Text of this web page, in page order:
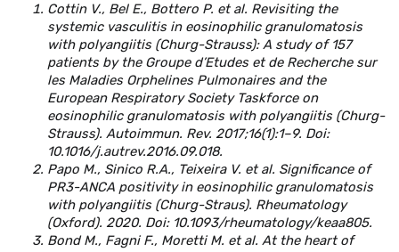
Cottin V., Bel E., Bottero P. et al. Revisiting the
systemic vasculitis in eosinophilic granulomatosis
with polyangiitis (Churg-Strauss): A study of 157
patients by the Groupe d’Etudes et de Recherche sur
les Maladies Orphelines Pulmonaires and the
European Respiratory Society Taskforce on
eosinophilic granulomatosis with polyangiitis (Churg-
Strauss). Autoimmun. Rev. 2017;16(1):1–9. Doi:
10.1016/j.autrev.2016.09.018.
Papo M., Sinico R.A., Teixeira V. et al. Significance of
PR3-ANCA positivity in eosinophilic granulomatosis
with polyangiitis (Churg-Straus). Rheumatology
(Oxford). 2020. Doi: 10.1093/rheumatology/keaa805.
Bond M., Fagni F., Moretti M. et al. At the heart of